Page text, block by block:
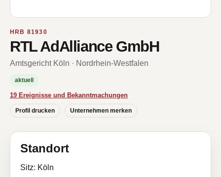
HRB 81930
RTL AdAlliance GmbH
Amtsgericht Köln · Nordrhein-Westfalen
aktuell
19 Ereignisse und Bekanntmachungen
Profil drucken Unternehmen merken
Standort
Sitz: Köln